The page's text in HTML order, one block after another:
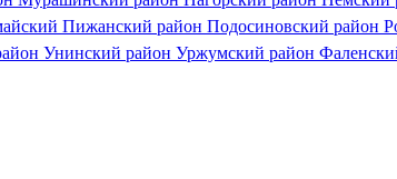
Пижанский район Подосиновский район
Унинский район Уржумский район